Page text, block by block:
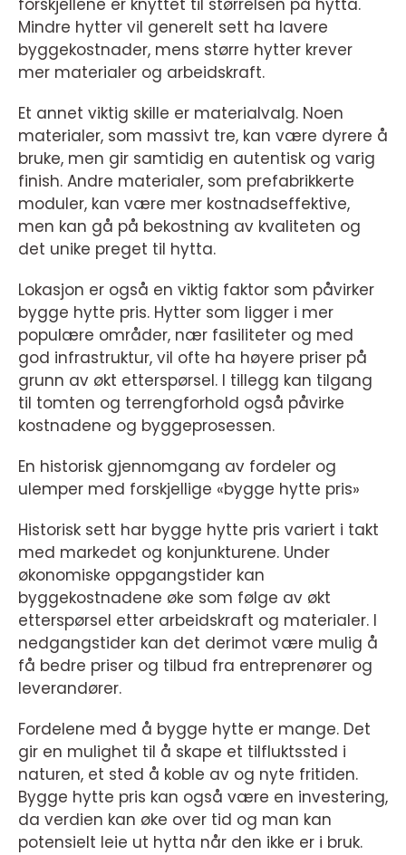
forskjellene er knyttet til størrelsen på hytta.
Mindre hytter vil generelt sett ha lavere
byggekostnader, mens større hytter krever
mer materialer og arbeidskraft.
Et annet viktig skille er materialvalg. Noen
materialer, som massivt tre, kan være dyrere å
bruke, men gir samtidig en autentisk og varig
finish. Andre materialer, som prefabrikkerte
moduler, kan være mer kostnadseffektive,
men kan gå på bekostning av kvaliteten og
det unike preget til hytta.
Lokasjon er også en viktig faktor som påvirker
bygge hytte pris. Hytter som ligger i mer
populære områder, nær fasiliteter og med
god infrastruktur, vil ofte ha høyere priser på
grunn av økt etterspørsel. I tillegg kan tilgang
til tomten og terrengforhold også påvirke
kostnadene og byggeprosessen.
En historisk gjennomgang av fordeler og
ulemper med forskjellige «bygge hytte pris»
Historisk sett har bygge hytte pris variert i takt
med markedet og konjunkturene. Under
økonomiske oppgangstider kan
byggekostnadene øke som følge av økt
etterspørsel etter arbeidskraft og materialer. I
nedgangstider kan det derimot være mulig å
få bedre priser og tilbud fra entreprenører og
leverandører.
Fordelene med å bygge hytte er mange. Det
gir en mulighet til å skape et tilfluktssted i
naturen, et sted å koble av og nyte fritiden.
Bygge hytte pris kan også være en investering,
da verdien kan øke over tid og man kan
potensielt leie ut hytta når den ikke er i bruk.